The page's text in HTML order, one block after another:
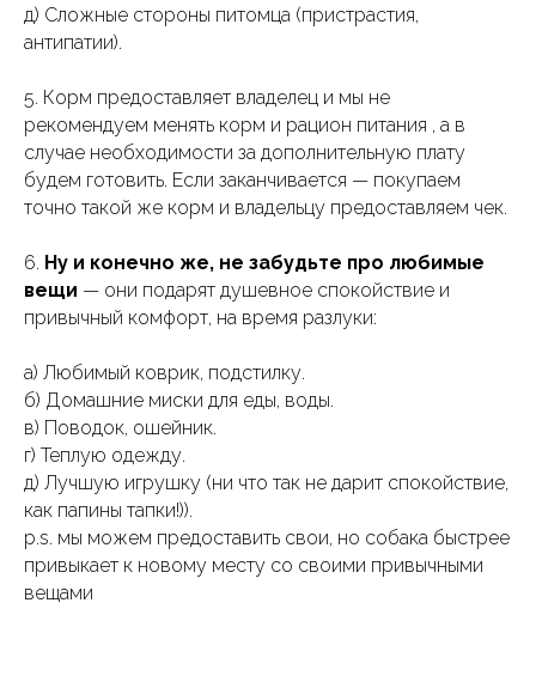
д) Сложные стороны питомца (пристрастия,
антипатии).
5. Корм предоставляет владелец и мы не
рекомендуем менять корм и рацион питания , а в
случае необходимости за дополнительную плату
будем готовить. Если заканчивается — покупаем
точно такой же корм и владельцу предоставляем чек.
6. Ну и конечно же, не забудьте про любимые
вещи — они подарят душевное спокойствие и
привычный комфорт, на время разлуки:
а) Любимый коврик, подстилку.
б) Домашние миски для еды, воды.
в) Поводок, ошейник.
г) Теплую одежду.
д) Лучшую игрушку (ни что так не дарит спокойствие,
как папины тапки!)).
p.s. мы можем предоставить свои, но собака быстрее
привыкает к новому месту со своими привычными
вещами